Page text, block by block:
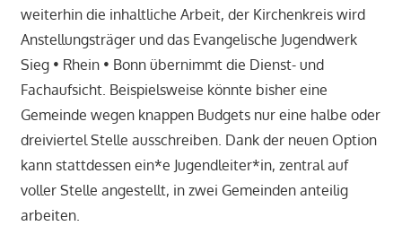
weiterhin die inhaltliche Arbeit, der Kirchenkreis wird
Anstellungsträger und das Evangelische Jugendwerk
Sieg • Rhein • Bonn übernimmt die Dienst- und
Fachaufsicht. Beispielsweise könnte bisher eine
Gemeinde wegen knappen Budgets nur eine halbe oder
dreiviertel Stelle ausschreiben. Dank der neuen Option
kann stattdessen ein*e Jugendleiter*in, zentral auf
voller Stelle angestellt, in zwei Gemeinden anteilig
arbeiten.